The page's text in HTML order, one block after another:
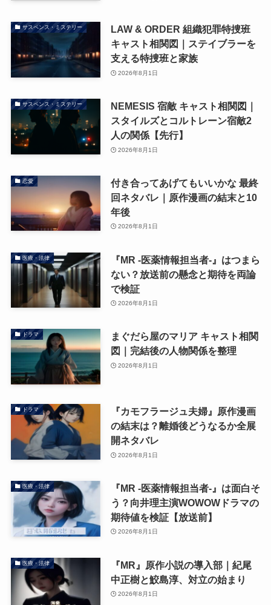
サスペンス・ミステリー
LAW & ORDER 組織犯罪特捜班
キャスト相関図｜ステイブラーを
支える特捜班と家族
2026年8月1日
サスペンス・ミステリー
NEMESIS 宿敵 キャスト相関図｜
スタイルズとコルトレーン宿敵2
人の関係【先行】
2026年8月1日
恋愛
付き合ってあげてもいいかな 最終
回ネタバレ｜原作漫画の結末と10
年後
2026年8月1日
医療・法律
『MR -医薬情報担当者-』はつまら
ない？放送前の懸念と期待を両論
で検証
2026年8月1日
ドラマ
まぐだら屋のマリア キャスト相関
図｜完結後の人物関係を整理
2026年8月1日
ドラマ
『カモフラージュ夫婦』原作漫画
の結末は？離婚後どうなるか全展
開ネタバレ
2026年8月1日
医療・法律
『MR -医薬情報担当者-』は面白そ
う？向井理主演WOWOWドラマの
期待値を検証【放送前】
2026年8月1日
医療・法律
『MR』原作小説の導入部｜紀尾
中正樹と鮫島淳、対立の始まり
2026年8月1日